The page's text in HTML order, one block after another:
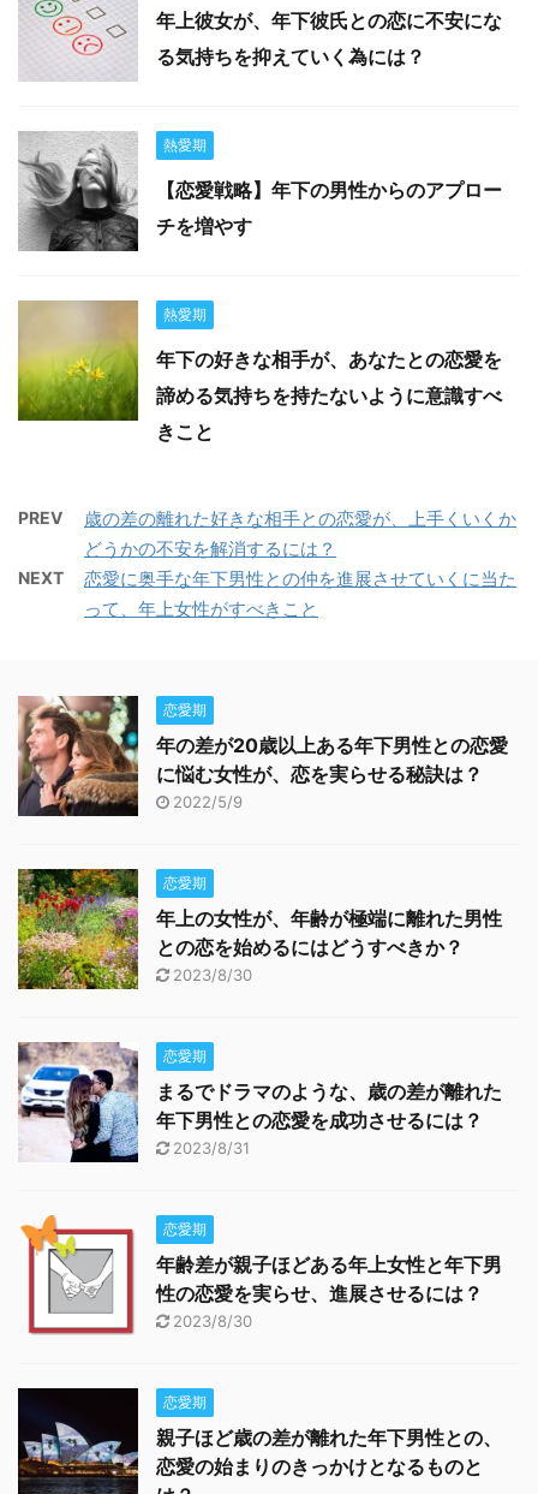
年上彼女が、年下彼氏との恋に不安にな
る気持ちを抑えていく為には？
熱愛期
【恋愛戦略】年下の男性からのアプロー
チを増やす
熱愛期
年下の好きな相手が、あなたとの恋愛を
諦める気持ちを持たないように意識すべ
きこと
PREV
歳の差の離れた好きな相手との恋愛が、上手くいくか
どうかの不安を解消するには？
NEXT
恋愛に奥手な年下男性との仲を進展させていくに当た
って、年上女性がすべきこと
恋愛期
年の差が20歳以上ある年下男性との恋愛
に悩む女性が、恋を実らせる秘訣は？
2022/5/9
恋愛期
年上の女性が、年齢が極端に離れた男性
との恋を始めるにはどうすべきか？
2023/8/30
恋愛期
まるでドラマのような、歳の差が離れた
年下男性との恋愛を成功させるには？
2023/8/31
恋愛期
年齢差が親子ほどある年上女性と年下男
性の恋愛を実らせ、進展させるには？
2023/8/30
恋愛期
親子ほど歳の差が離れた年下男性との、
恋愛の始まりのきっかけとなるものと